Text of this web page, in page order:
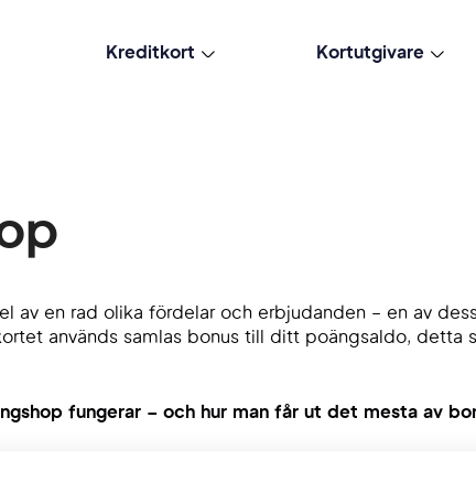
Kreditkort Kortutgivare
av en rad olika fördelar och erbjudanden – en av
används samlas bonus till ditt poängsaldo, detta
fungerar – och hur man får ut det mesta av